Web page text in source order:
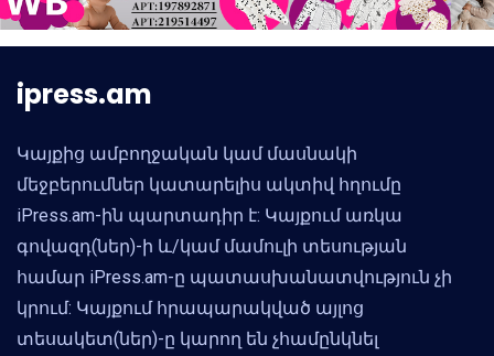
ipress.am
Կայքից ամբողջական կամ մասնակի
մեջբերումներ կատարելիս ակտիվ հղումը
iPress.am-ին պարտադիր է: Կայքում առկա
գովազդ(ներ)-ի և/կամ մամուլի տեսության
համար iPress.am-ը պատասխանատվություն չի
կրում: Կայքում հրապարակված այլոց
տեսակետ(ներ)-ը կարող են չհամընկնել